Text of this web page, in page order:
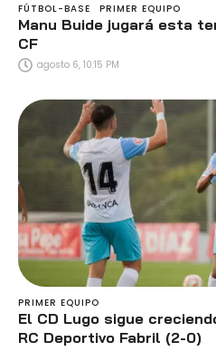
FÚTBOL-BASE PRIMER EQUIPO
Manu Buide jugará esta
CF
agosto 6, 10:15 PM
PRIMER EQUIPO
El CD Lugo sigue
RC Deportivo Fabril (2-0)